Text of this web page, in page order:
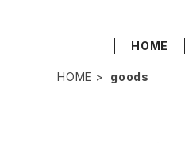
HOME
HOME goods